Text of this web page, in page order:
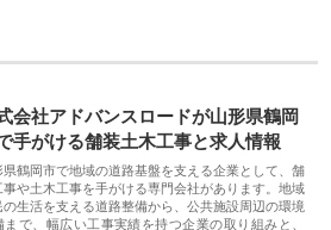
会社アドバンスロードが山形県鶴岡
手がける舗装土木工事と求人情報
県鶴岡市で地域の道路基盤を支える企業として、舗
事や土木工事を手がける専門会社があります。地域
の生活を支える道路整備から、公共施設周辺の環境
まで、幅広い工事実績を持つ企業の取り組みと、